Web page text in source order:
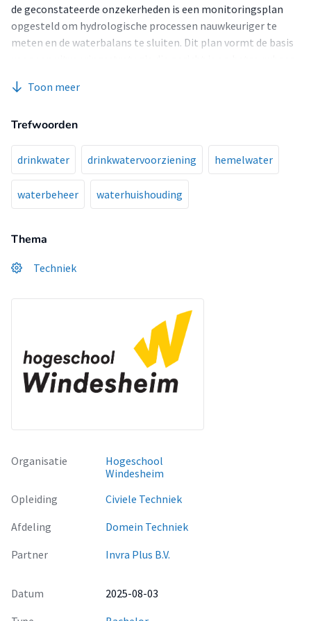
de geconstateerde onzekerheden is een monitoringsplan
opgesteld om hydrologische processen nauwkeuriger te
meten en de waterbalans te sluiten. Dit plan vormt de basis
toekomstige transities in stedelijke waterhuishouding.
Toon meer
Trefwoorden
drinkwater drinkwatervoorziening hemelwater
waterbeheer waterhuishouding
Thema
Techniek
Organisatie
Hogeschool
Windesheim
Opleiding
Civiele Techniek
Afdeling
Domein Techniek
Partner
Invra Plus B.V.
Datum
2025-08-03